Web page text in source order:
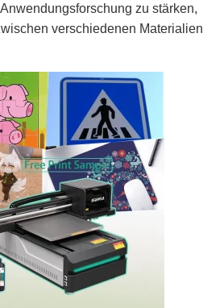
zu stärken,
verschiedenen Materialien